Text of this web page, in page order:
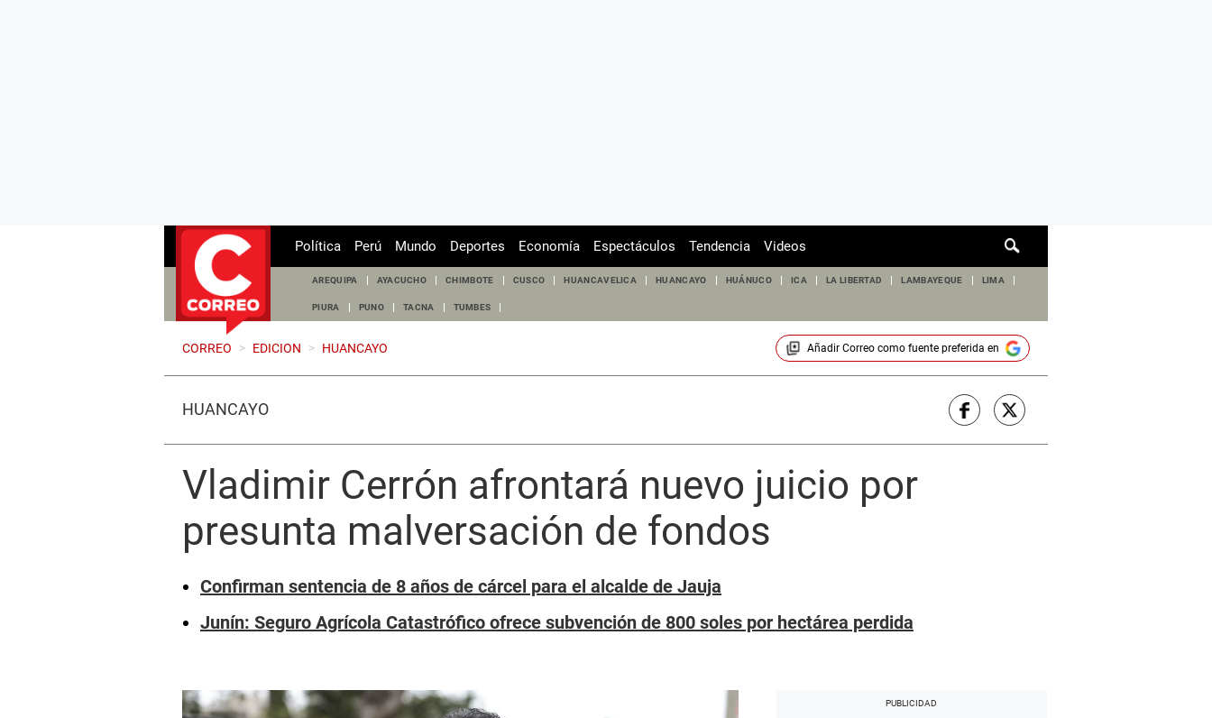
de
Política Perú Mundo Deportes Economía Espectáculos Tendencia Videos
AREQUIPA AYACUCHO CHIMBOTE CUSCO HUANCAVELICA HUANCAYO HUÁNUCO ICA LA LIBERTAD LAMBAYEQUE LIMA
PIURA PUNO TACNA TUMBES
CORREO > EDICION > HUANCAYO Añadir Correocomo fuente preferida en
HUANCAYO
Vladimir Cerrón afrontará nuevo juicio por
presunta malversación de fondos
Confirman sentencia de 8 años de cárcel para el alcalde de Jauja
Junín: Seguro Agrícola Catastrófico ofrece subvención de 800 soles por hectárea perdida